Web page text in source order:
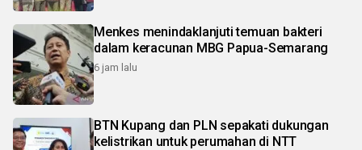
Menkes menindaklanjuti temuan bakteri
dalam keracunan MBG Papua-Semarang
6 jam lalu
BTN Kupang dan PLN sepakati dukungan
kelistrikan untuk perumahan di NTT